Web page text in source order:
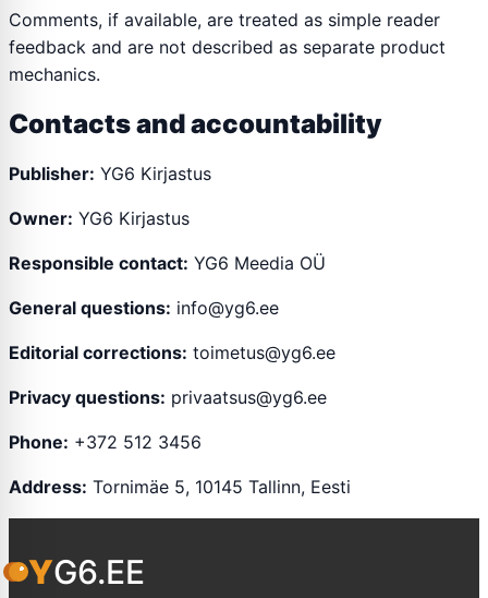
Comments, if available, are treated as simple reader
feedback and are not described as separate product
mechanics.
Contacts and accountability
Publisher: YG6 Kirjastus
Owner: YG6 Kirjastus
Responsible contact: YG6 Meedia OÜ
General questions: info@yg6.ee
Editorial corrections: toimetus@yg6.ee
Privacy questions: privaatsus@yg6.ee
Phone: +372 512 3456
Address: Tornimäe 5, 10145 Tallinn, Eesti
YG6.EE